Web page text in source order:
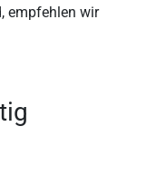
empfehlen wir